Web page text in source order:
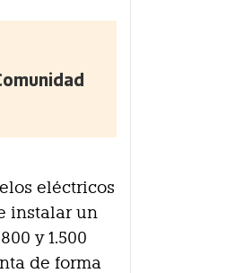
eléctricos
instalar un
y 1.500
de forma